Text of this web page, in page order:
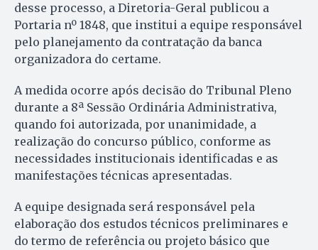
desse processo, a Diretoria-Geral publicou a
Portaria nº 1848, que institui a equipe responsável
pelo planejamento da contratação da banca
organizadora do certame.
A medida ocorre após decisão do Tribunal Pleno
durante a 8ª Sessão Ordinária Administrativa,
quando foi autorizada, por unanimidade, a
realização do concurso público, conforme as
necessidades institucionais identificadas e as
manifestações técnicas apresentadas.
A equipe designada será responsável pela
elaboração dos estudos técnicos preliminares e
do termo de referência ou projeto básico que